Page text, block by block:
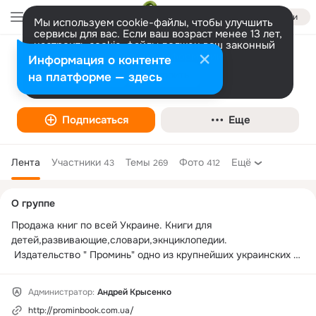
Войти
Мы используем cookie-файлы, чтобы улучшить
сервисы для вас. Если ваш возраст менее 13 лет,
настроить cookie-файлы должен ваш законный
представитель. Больше информации
Разрешить все Настроить
Проминь Книга Харьков
Подписаться Еще
Лента Участники 43 Темы 269 Фото 412 Ещё
колонка
О группе
Продажа книг по всей Украине. Книги для
детей,развивающие,словари,экнциклопедии.
Издательство " Проминь" одно из крупнейших украинских
популярность среди читателей издательство получило
благодаря широкому ассортименту качества продукции по
Администратор: Андрей Крысенко
http://prominbook.com.ua/
Информация о контенте
на платформе — здесь